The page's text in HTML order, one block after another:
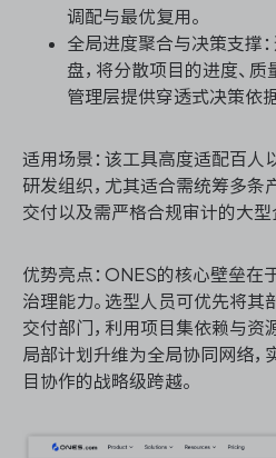
调配与最优复用。
全局进度聚合与决策支撑
盘，将分散项目的进度、
管理层提供穿透式决策依据
适用场景：该工具高度适配百人
研发组织，尤其适合需统筹多条
交付以及需严格合规审计的大型
优势亮点：ONES的核心壁垒在
治理能力。选型人员可优先将
交付部门，利用项目集依赖与资
局部计划升维为全局协同网络，
目协作的战略级跨越。